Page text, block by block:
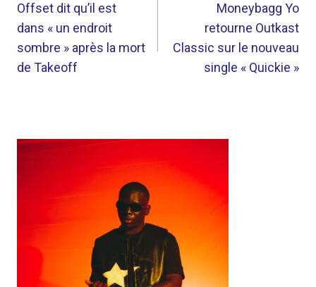
DE
L’ARTICLE
Offset dit qu’il est
dans « un endroit
sombre » après la mort
de Takeoff
Moneybagg Yo
retourne Outkast
Classic sur le nouveau
single « Quickie »